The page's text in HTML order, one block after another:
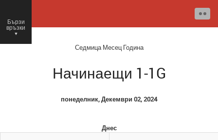
Бързи
връзки
○
СедмицаМесецГодина
Начинаещи 1-1G
понеделник, Декември 02, 2024
Днес